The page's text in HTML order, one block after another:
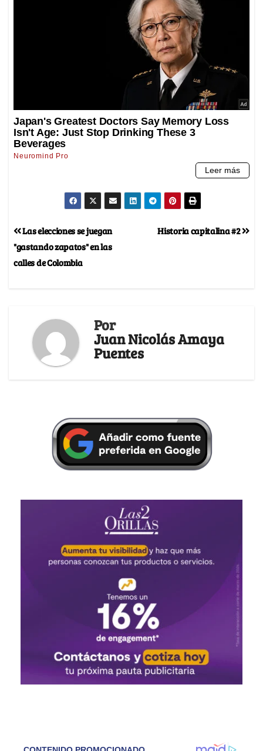
Historia capitalina #2
Las elecciones se juegan
"gastando zapatos" en las
calles de Colombia
Por
Juan Nicolás Amaya
Puentes